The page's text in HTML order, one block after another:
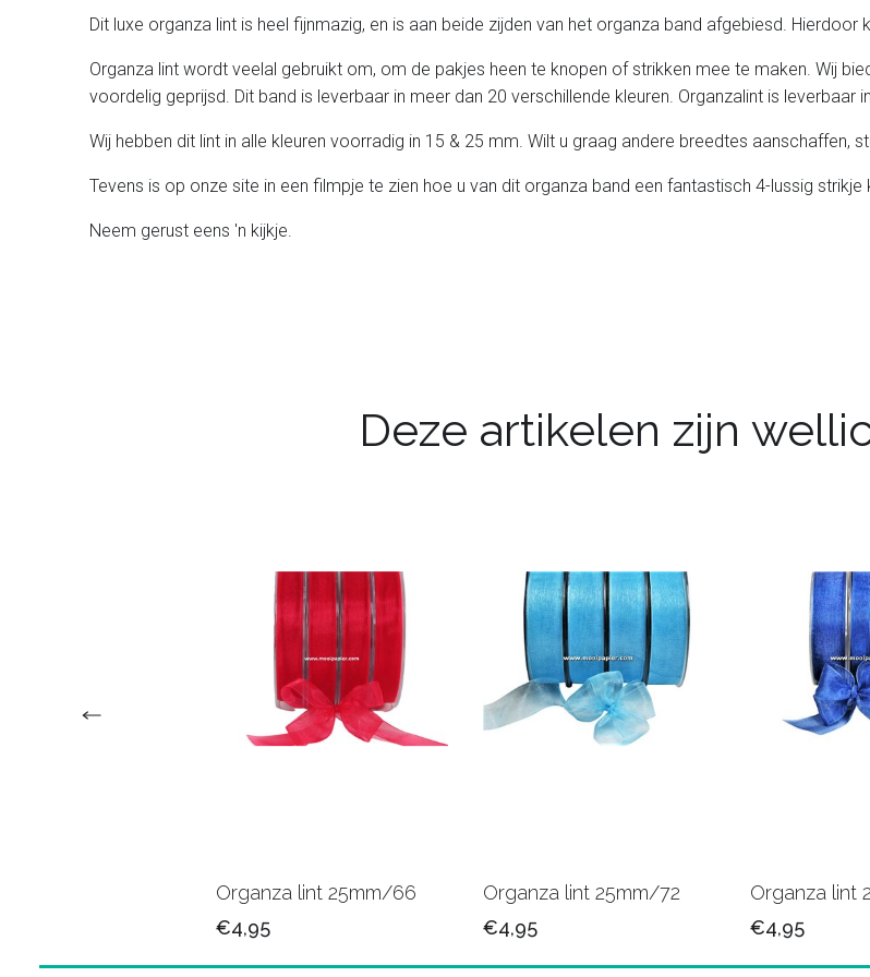
Dit luxe organza lint is heel fijnmazig, en is aan beide zijden van het organza band afgebiesd. Hierdoor
Organza lint wordt veelal gebruikt om, om de pakjes heen te knopen of strikken mee te maken. Wij
voordelig geprijsd. Dit band is leverbaar in meer dan 20 verschillende kleuren. Organzalint is leverbaar in
Wij hebben dit lint in alle kleuren voorradig in 15 & 25 mm. Wilt u graag andere breedtes aanschaffen,
Tevens is op onze site in een filmpje te zien hoe u van dit organza band een fantastisch 4-lussig strikje
Neem gerust eens 'n kijkje.
Deze artikelen zijn
Organza lint 25mm/66
€4,95
Organza lint 25mm/72
€4,95
Organza lint
€4,95